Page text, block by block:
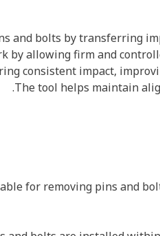
and bolts by transferring
allowing firm and
consistent impact,
The tool helps maintain